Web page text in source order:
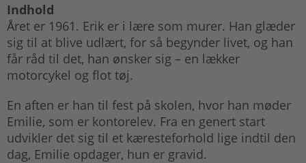
Indhold
Året er 1961. Erik er i lære som murer. Han glæder
sig til at blive udlært, for så begynder livet, og han
får råd til det, han ønsker sig – en lækker
motorcykel og flot tøj.
En aften er han til fest på skolen, hvor han møder
Emilie, som er kontorelev. Fra en genert start
udvikler det sig til et kæresteforhold lige indtil den
dag, Emilie opdager, hun er gravid.